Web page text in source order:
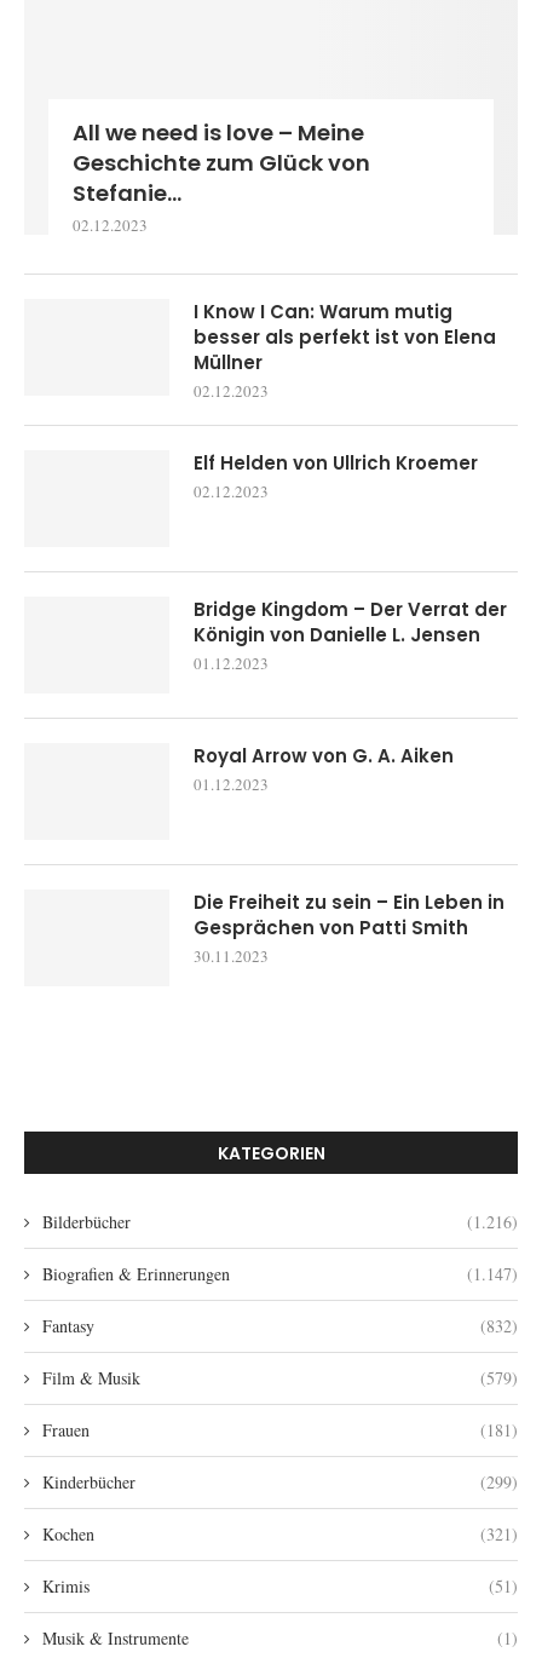
All we need is love – Meine
Geschichte zum Glück von
Stefanie...
02.12.2023
I Know I Can: Warum mutig
besser als perfekt ist von Elena
Müllner
02.12.2023
Elf Helden von Ullrich Kroemer
02.12.2023
Bridge Kingdom – Der Verrat der
Königin von Danielle L. Jensen
01.12.2023
Royal Arrow von G. A. Aiken
01.12.2023
Die Freiheit zu sein – Ein Leben in
Gesprächen von Patti Smith
30.11.2023
KATEGORIEN
Bilderbücher (1.216)
Biografien & Erinnerungen (1.147)
Fantasy (832)
Film & Musik (579)
Frauen (181)
Kinderbücher (299)
Kochen (321)
Krimis (51)
Musik & Instrumente (1)